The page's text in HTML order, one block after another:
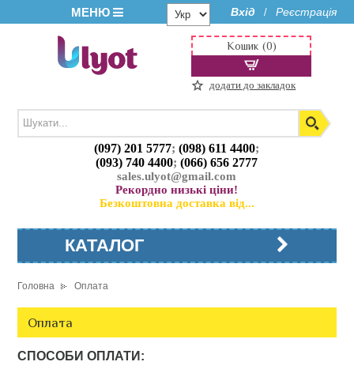
МЕНЮ Вхід / Реєстрація
(097) 201 5777;(098) 611 4400;
(093) 740 4400;(066) 656 2777
sales.ulyot@gmail.com
Рекордно низькі ціни!
Безкоштовна доставка від...
Кошик (0)
додати до закладок
КАТАЛОГ
Головна Оплата
Оплата
СПОСОБИ ОПЛАТИ: